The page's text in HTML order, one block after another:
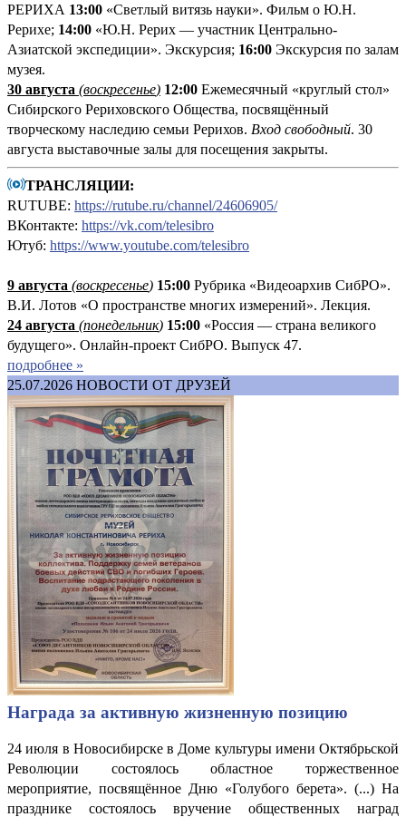
РЕРИХА 13:00 «Светлый витязь науки». Фильм о Ю.Н.
Рерихе; 14:00 «Ю.Н. Рерих — участник Центрально-
Азиатской экспедиции». Экскурсия; 16:00 Экскурсия по залам
музея.
30 августа (воскресенье) 12:00 Ежемесячный «круглый стол»
Сибирского Рериховского Общества, посвящённый
творческому наследию семьи Рерихов. Вход свободный. 30
августа выставочные залы для посещения закрыты.
ТРАНСЛЯЦИИ:
RUTUBE: https://rutube.ru/channel/24606905/
ВКонтакте: https://vk.com/telesibro
Ютуб: https://www.youtube.com/telesibro
9 августа (воскресенье) 15:00 Рубрика «Видеоархив СибРО».
В.И. Лотов «О пространстве многих измерений». Лекция.
24 августа (понедельник) 15:00 «Россия — страна великого
будущего». Онлайн-проект СибРО. Выпуск 47.
подробнее »
25.07.2026 НОВОСТИ ОТ ДРУЗЕЙ
Награда за активную жизненную позицию
24 июля в Новосибирске в Доме культуры имени Октябрьской
Революции состоялось областное торжественное
мероприятие, посвящённое Дню «Голубого берета». (...) На
празднике состоялось вручение общественных наград